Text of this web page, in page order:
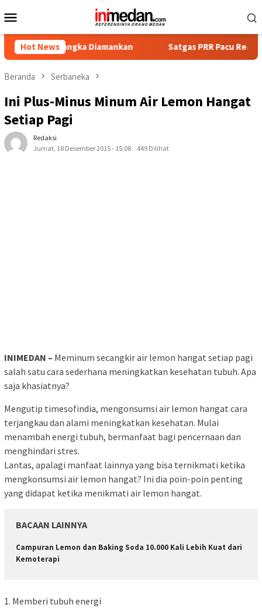
ke
Mobile
Hot News
Diamankan Satgas PRR Pacu Realisasi
Beranda Serbaneka
Ini Plus-Minus Minum Air Lemon Hangat
Setiap Pagi
Redaksi
Jumat, 18 Desember 2015 - 15:08
449 Dilihat
INIMEDAN – Meminum secangkir air lemon hangat setiap pagi
salah satu cara sederhana meningkatkan kesehatan tubuh. Apa
saja khasiatnya?
Mengutip timesofindia, mengonsumsi air lemon hangat cara
terjangkau dan alami meningkatkan kesehatan. Mulai
menambah energi tubuh, bermanfaat bagi pencernaan dan
menghindari stres.
Lantas, apalagi manfaat lainnya yang bisa ternikmati ketika
mengkonsumsi air lemon hangat? Ini dia poin-poin penting
yang didapat ketika menikmati air lemon hangat.
BACAAN LAINNYA
Campuran Lemon dan Baking Soda 10.000 Kali Lebih Kuat dari
Kemoterapi
1. Memberi tubuh energi